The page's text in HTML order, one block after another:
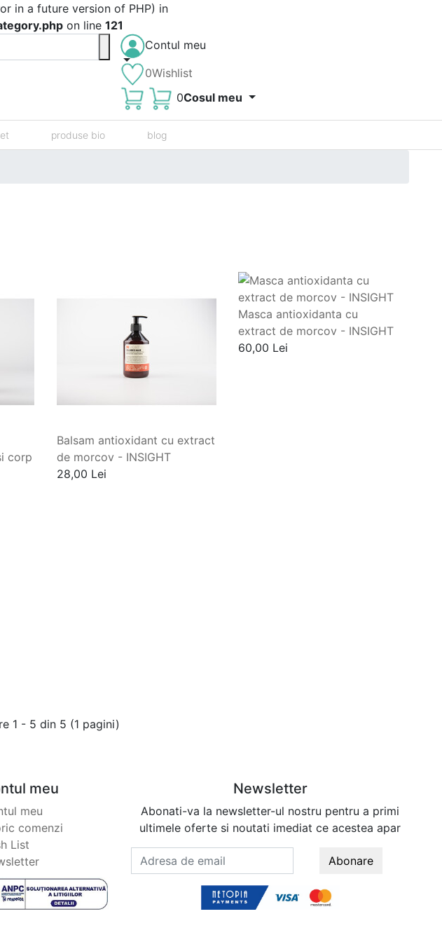
in a future version of PHP) in
on line 121
Contul meu
0Wishlist
0Cosul meu
produse bio blog
corp
Balsam antioxidant cu extract
de morcov - INSIGHT
28,00 Lei
Masca antioxidanta cu
extract de morcov - INSIGHT
60,00 Lei
1 - 5 din 5 (1 pagini)
meu
meu
comenzi
List
Newsletter
Abonati-va la newsletter-ul nostru pentru a primi
ultimele oferte si noutati imediat ce acestea apar
Abonare